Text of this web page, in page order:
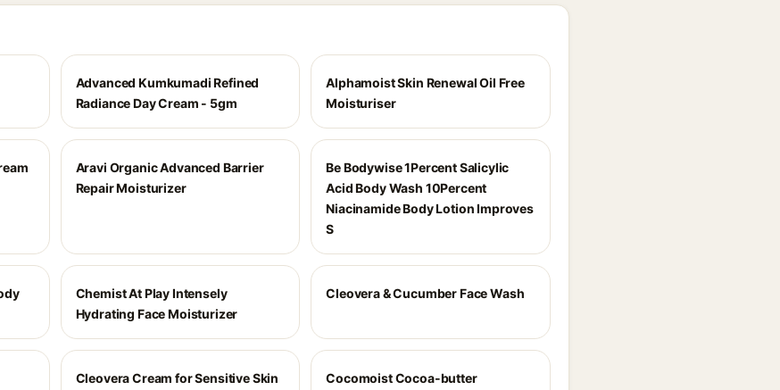
Advanced Kumkumadi Refined
Radiance Day Cream - 5gm
Alphamoist Skin Renewal Oil Free
Moisturiser
Aravi Organic Advanced Barrier
Repair Moisturizer
Be Bodywise 1Percent Salicylic
Acid Body Wash 10Percent
Niacinamide Body Lotion Improves
S
Chemist At Play Intensely
Hydrating Face Moisturizer
Cleovera & Cucumber Face Wash
Cleovera Cream for Sensitive Skin Cocomoist Cocoa-butter